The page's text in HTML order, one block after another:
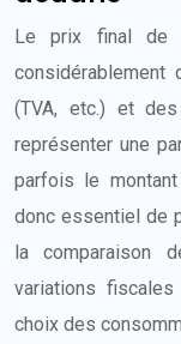
Le prix final de
considérablement
(TVA, etc.) et
représenter une
parfois le
donc essentiel de
la comparaison
variations
choix des